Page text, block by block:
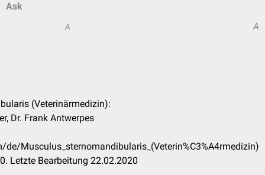
Ask
A A
(Veterinärmedizin):
Dr. Frank Antwerpes
Musculus_sternomandibularis_(Veterin%C3%A4rmedizin)
Letzte Bearbeitung 22.02.2020